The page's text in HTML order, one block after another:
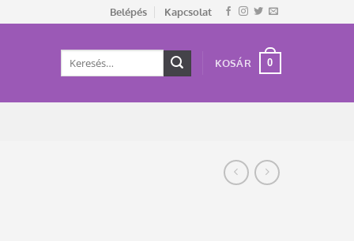
Belépés Kapcsolat
Keresés
KOSÁR 0